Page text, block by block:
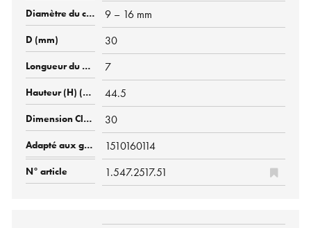
9 – 16 mm
30
7
44.5
30
1510160114
1.547.2517.51